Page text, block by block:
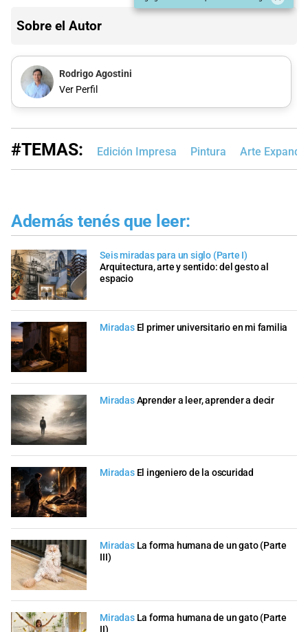
Sobre el Autor
Rodrigo Agostini
Ver Perfil
#TEMAS: Edición Impresa Pintura Arte
Además tenés que leer:
Seis miradas para un siglo (Parte I)
Arquitectura, arte y sentido: del gesto al
espacio
Miradas El primer universitario en mi familia
MiradasAprender a leer, aprender a decir
Miradas El ingeniero de la oscuridad
Miradas La forma humana de un gato (Parte
III)
Miradas La forma humana de un gato (Parte
II)